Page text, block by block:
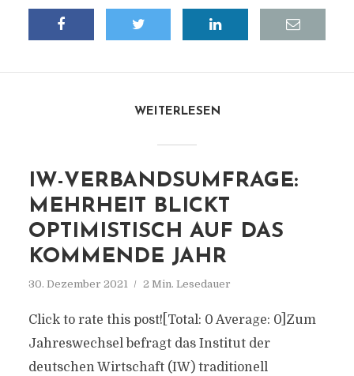
WEITERLESEN
IW-VERBANDSUMFRAGE:
MEHRHEIT BLICKT
OPTIMISTISCH AUF DAS
KOMMENDE JAHR
30. Dezember 2021 2 Min. Lesedauer
Click to rate this post![Total: 0 Average: 0]Zum
Jahreswechsel befragt das Institut der
deutschen Wirtschaft (IW) traditionell